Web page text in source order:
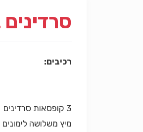
רכיבים:
3 קופסאות סרדינים
מיץ משלושה לימונים